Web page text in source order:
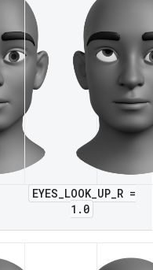
EYES_LOOK_UP_R =
1.0